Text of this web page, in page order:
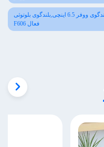
مانیتور استودیویی بلوتوثی 60 واتی,بلندگوی ووفر 6.5 اینچی,بلندگوی بلوتوثی
فعال F606